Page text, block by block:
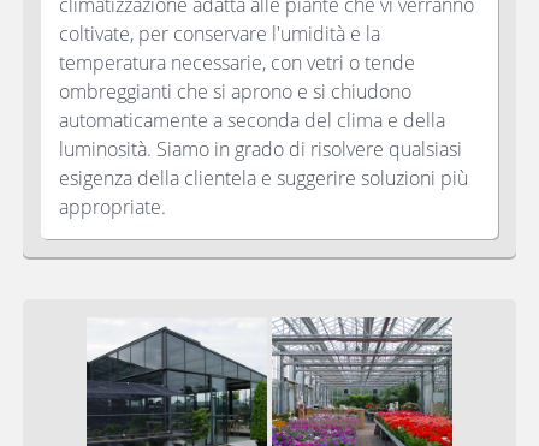
coltivate, per conservare l'umidità e la
temperatura necessarie, con vetri o tende
ombreggianti che si aprono e si chiudono
automaticamente a seconda del clima e della
luminosità. Siamo in grado di risolvere qualsiasi
esigenza della clientela e suggerire soluzioni più
appropriate.